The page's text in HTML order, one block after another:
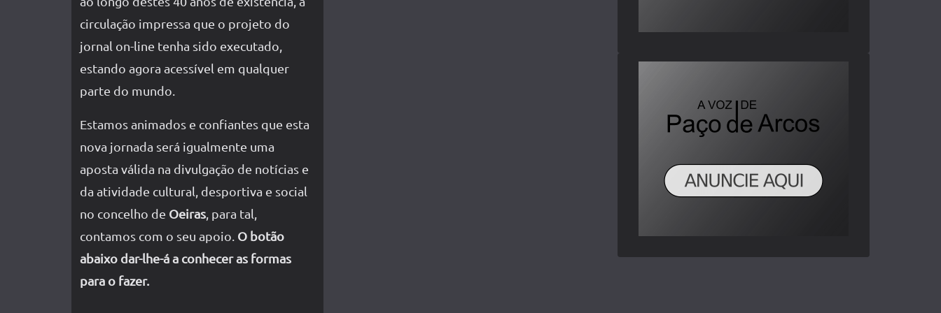
circulação impressa que o projeto do
jornal on-line tenha sido executado,
estando agora acessível em qualquer
parte do mundo.
Estamos animados e confiantes que esta
nova jornada será igualmente uma
aposta válida na divulgação de notícias e
da atividade cultural, desportiva e social
no concelho de Oeiras , para tal,
contamos com o seu apoio. O botão
abaixo dar-lhe-á a conhecer as formas
para o fazer.